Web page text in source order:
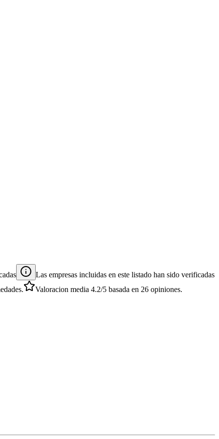
Las empresas incluidas en este listado han sido verificadas
Valoracion media 4.2/5 basada en 26 opiniones.